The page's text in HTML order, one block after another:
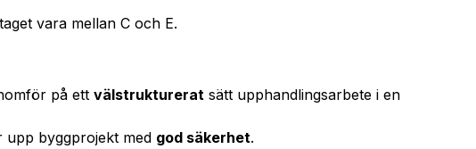
vara mellan C och E.
på ett välstrukturerat sätt upphandlingsarbete i en
byggprojekt med god säkerhet.